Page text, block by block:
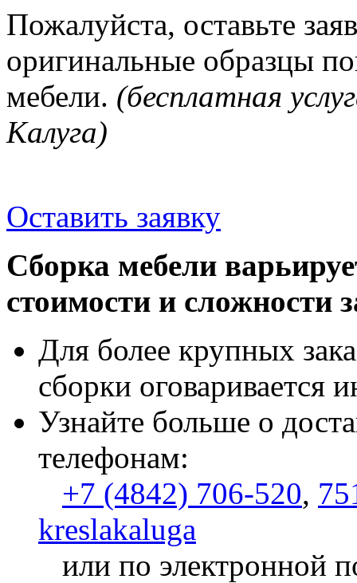
Пожалуйста, оставьте
оригинальные образцы
мебели. (бесплатная
Калуга)
Оставить заявку
Сборка мебели
стоимости и сложности
Для более крупных
сборки оговаривается
Узнайте больше о
телефонам:
+7 (4842) 706-520,
kreslakaluga
или по электронной